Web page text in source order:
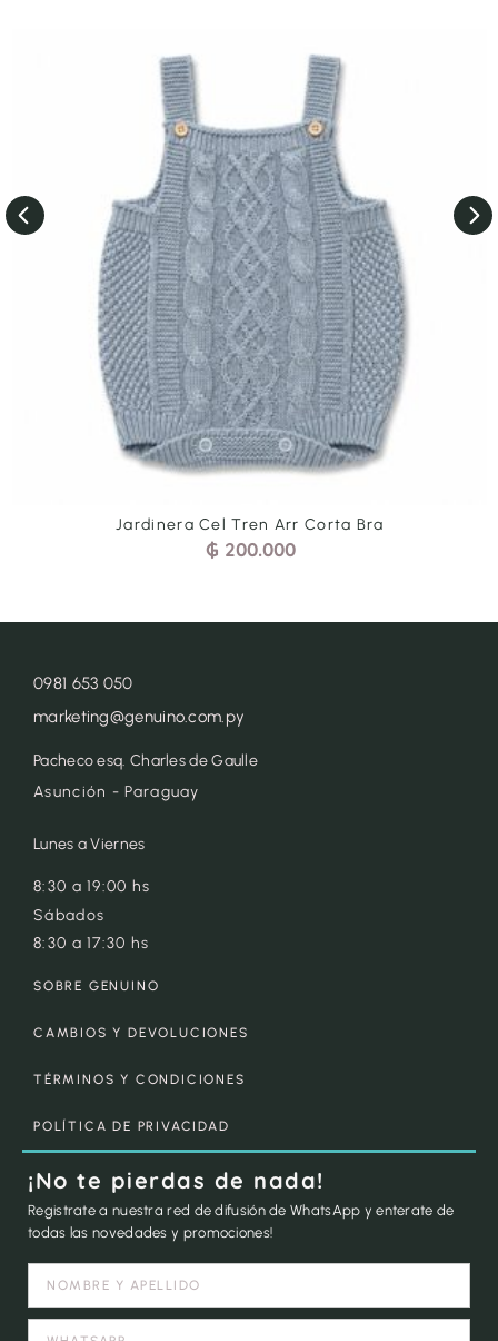
Jardinera Cel Tren Arr Corta Bra
₲200.000
0981 653 050
marketing@genuino.com.py
Pacheco esq. Charles de Gaulle
Asunción - Paraguay
Lunes a Viernes
8:30 a 19:00 hs
Sábados
8:30 a 17:30 hs
SOBRE GENUINO
CAMBIOS Y DEVOLUCIONES
TÉRMINOS Y CONDICIONES
POLÍTICA DE PRIVACIDAD
¡No te pierdas de nada!
Registrate a nuestra red de difusión de WhatsApp y enterate de
todas las novedades y promociones!